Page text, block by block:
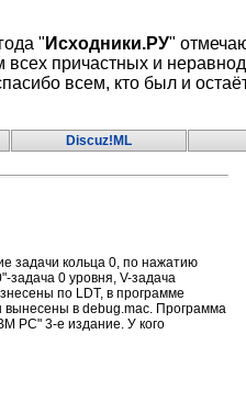
" Исходники.РУ"
всех причастных и
всем, кто был и
Discuz!ML
задачи кольца 0, по нажатию
задача 0 уровня, V-задача
по LDT, в программе
вынесены в debug.mac. Программа
PC" 3-е издание. У кого